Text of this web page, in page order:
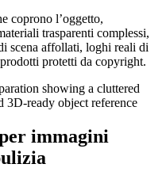
coprono l’oggetto,
trasparenti complessi,
scena affollati, loghi reali di
protetti da copyright.
immagini